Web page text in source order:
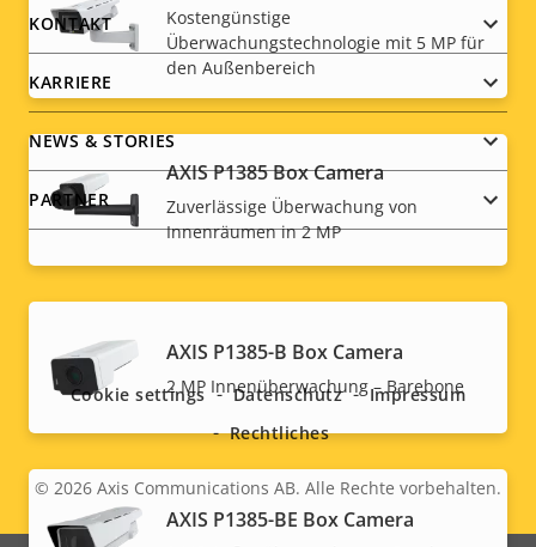
Kostengünstige
Überwachungstechnologie mit 5 MP für
den Außenbereich
AXIS P1385 Box Camera
Zuverlässige Überwachung von
Innenräumen in 2 MP
AXIS P1385-B Box Camera
2 MP Innenüberwachung – Barebone
AXIS P1385-BE Box Camera
menu
KONTAKT
KARRIERE
NEWS & STORIES
PARTNER
menu
Legal
© 2026 Axis Communications AB. Alle Rechte vorbehalten.
Cookie settings Datenschutz
Impressum
Rechtliches